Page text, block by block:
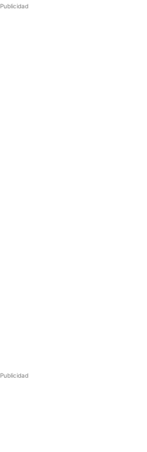
Publicidad
Publicidad